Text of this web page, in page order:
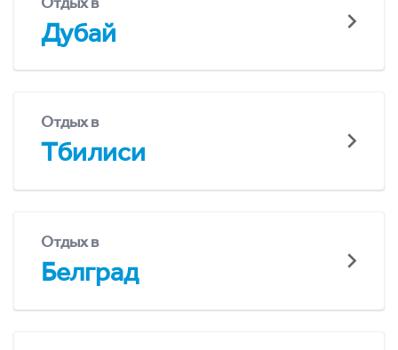
Дубай
Отдых в
Тбилиси
Отдых в
Белград